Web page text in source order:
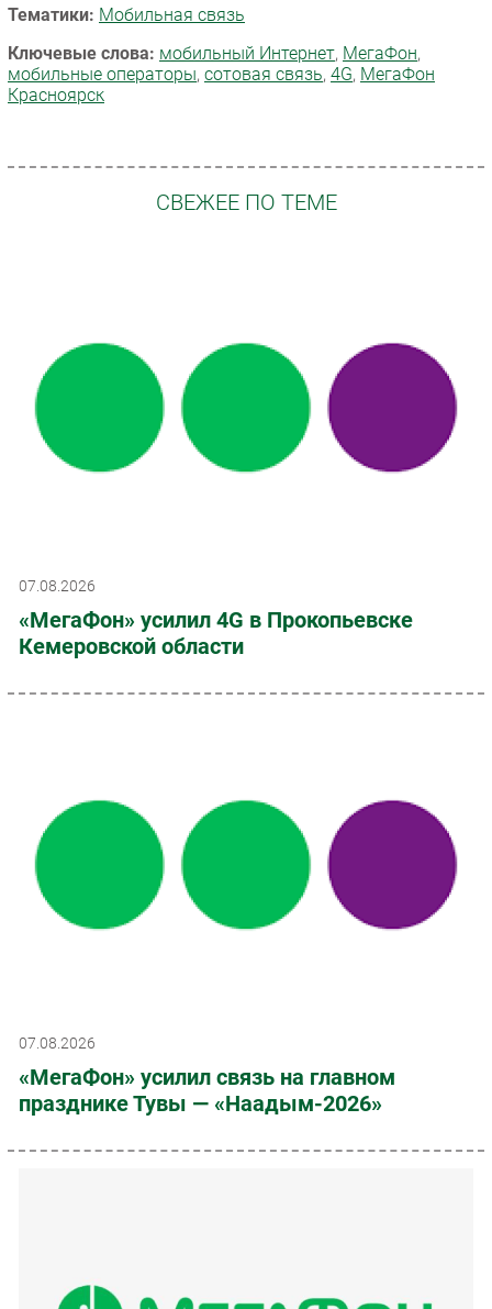
Тематики: Мобильная связь
Ключевые слова: мобильный Интернет, МегаФон,
мобильные операторы, сотовая связь, 4G, МегаФон
Красноярск
СВЕЖЕЕ ПО ТЕМЕ
07.08.2026
«МегаФон» усилил 4G в Прокопьевске
Кемеровской области
07.08.2026
«МегаФон» усилил связь на главном
празднике Тувы — «Наадым-2026»